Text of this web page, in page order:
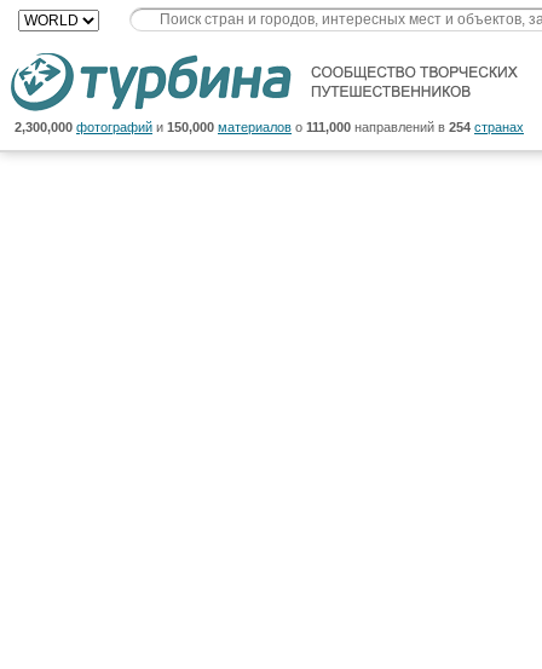
2,300,000 фотографий и 150,000 материалов о 111,000 направлений в 254 странах